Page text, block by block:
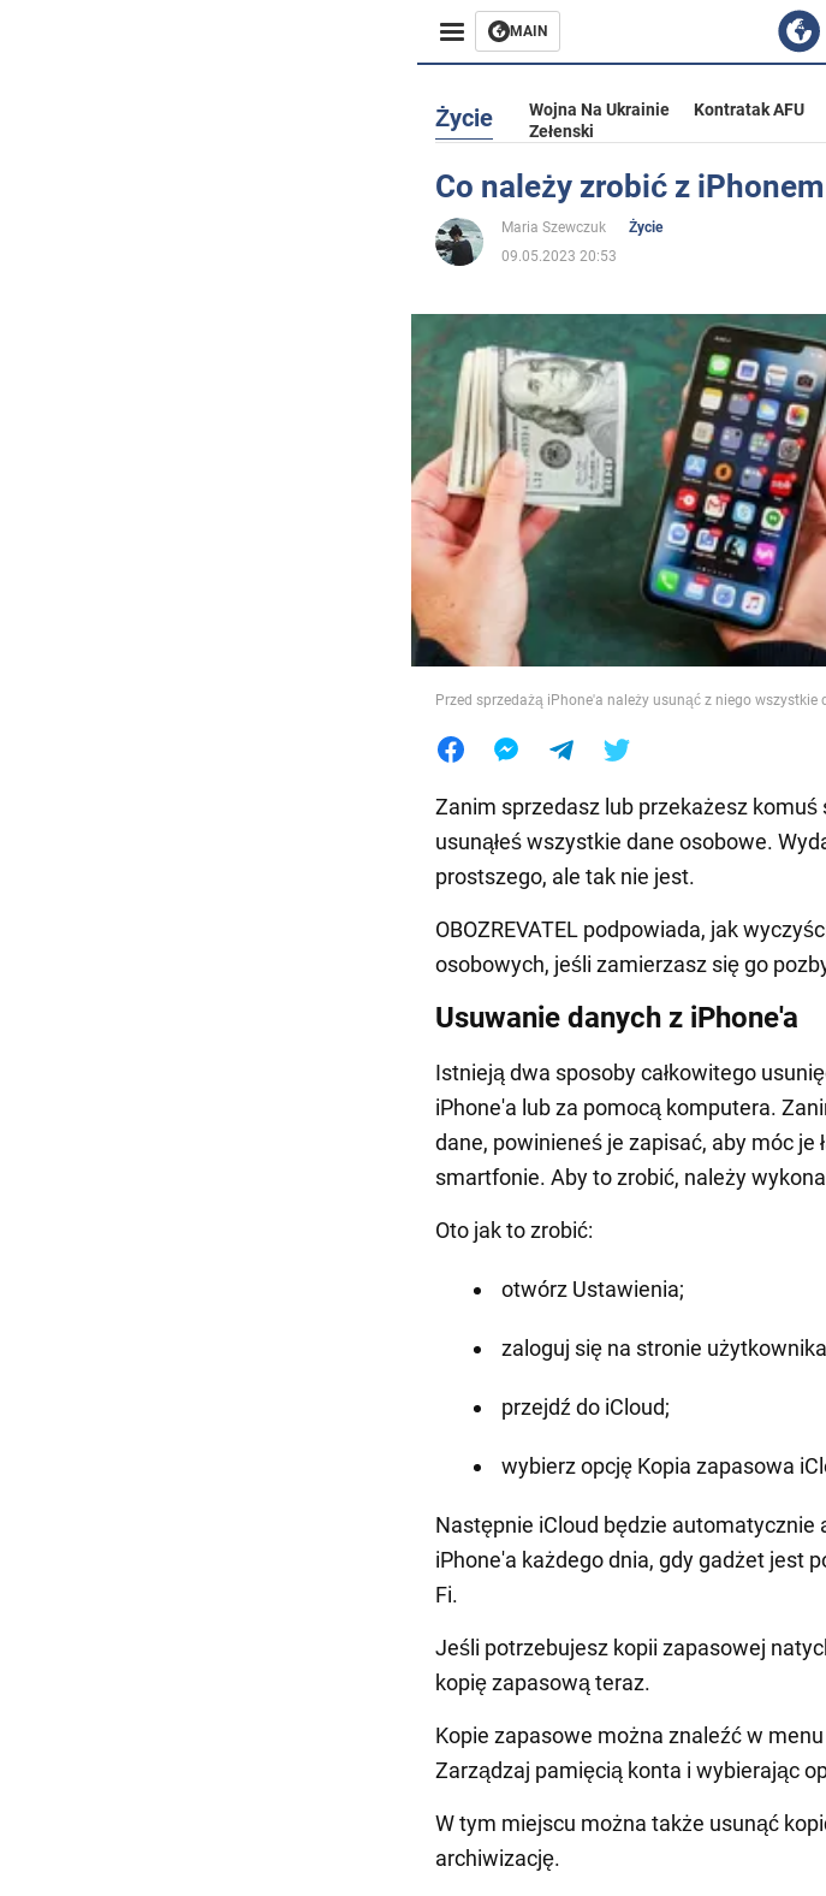
MAIN
Rozrywka
Polityka
Społeczeństwo
Wojna na Ukrainie
Świat
Jedzenie
Życie Wojna Na Ukrainie Kontratak AFU
Zełenski
Co należy zrobić z
Maria Szewczuk
Życie
09.05.2023 20:53
Przed sprzedażą iPhone'a należy usunąć z niego wszystkie
Zanim sprzedasz lub przekażesz komuś
usunąłeś wszystkie dane osobowe.
prostszego, ale tak nie jest.
OBOZREVATEL podpowiada, jak
osobowych, jeśli zamierzasz się go
Usuwanie danych z iPhone'a
Istnieją dwa sposoby całkowitego
iPhone'a lub za pomocą komputera.
dane, powinieneś je zapisać, aby móc je
smartfonie. Aby to zrobić, należy
Oto jak to zrobić:
otwórz Ustawienia;
zaloguj się na stronie
przejdź do iCloud;
wybierz opcję Kopia zapasowa
Następnie iCloud będzie
iPhone'a każdego dnia, gdy gadżet jest
Fi.
Jeśli potrzebujesz kopii zapasowej
kopię zapasową teraz.
Kopie zapasowe można znaleźć w
Zarządzaj pamięcią konta i wybierając
W tym miejscu można także usunąć
archiwizację.